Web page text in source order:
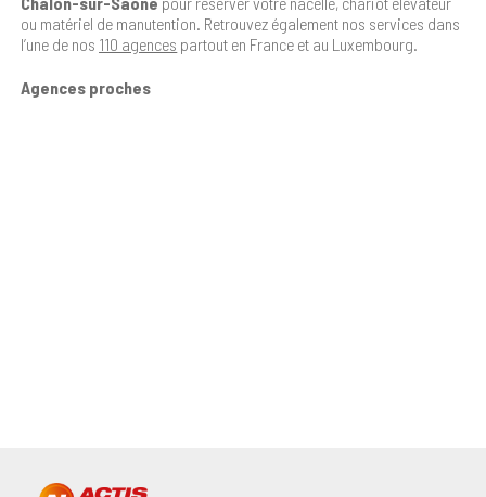
Agences proches
ou matériel de manutention. Retrouvez également nos services dans
l’une de nos 110 agences partout en France et au Luxembourg.